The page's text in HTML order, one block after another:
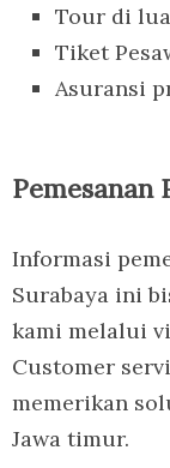
Tour di
Tiket
Asuransi
Pemesanan
Informasi
Surabaya ini
kami melalui
Customer
memerikan
Jawa timur.